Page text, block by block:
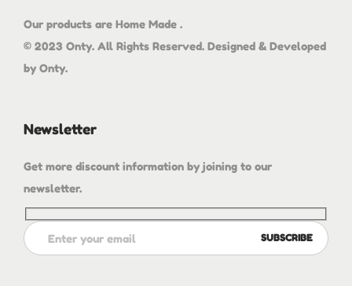
Our products are Home Made .
© 2023 Onty. All Rights Reserved. Designed & Developed
by Onty.
Newsletter
Get more discount information by joining to our
newsletter.